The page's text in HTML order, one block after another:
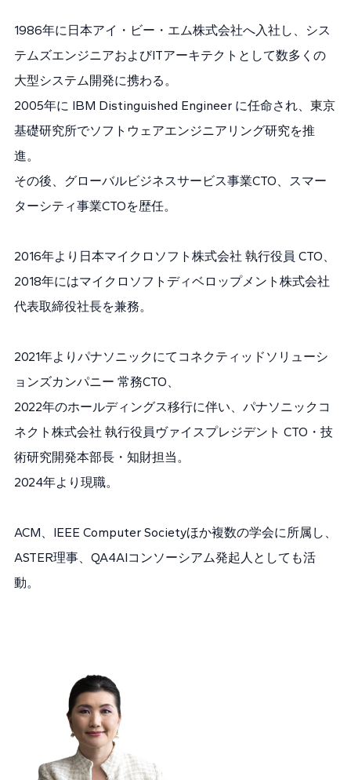
1986年に日本アイ・ビー・エム株式会社へ入社し、シス
テムズエンジニアおよびITアーキテクトとして数多くの
大型システム開発に携わる。
2005年に IBM Distinguished Engineer に任命され、東京
基礎研究所でソフトウェアエンジニアリング研究を推
進。
その後、グローバルビジネスサービス事業CTO、スマー
ターシティ事業CTOを歴任。
2016年より日本マイクロソフト株式会社 執行役員 CTO、
2018年にはマイクロソフトディベロップメント株式会社
代表取締役社長を兼務。
2021年よりパナソニックにてコネクティッドソリューシ
ョンズカンパニー 常務CTO、
2022年のホールディングス移行に伴い、パナソニックコ
ネクト株式会社 執行役員ヴァイスプレジデント CTO・技
術研究開発本部長・知財担当。
2024年より現職。
ACM、IEEE Computer Societyほか複数の学会に所属し、
ASTER理事、QA4AIコンソーシアム発起人としても活
動。